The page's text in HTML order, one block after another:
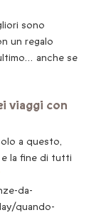
sono
un regalo
anche se
viaggi con
a questo,
la fine di tutti
da-
quando-